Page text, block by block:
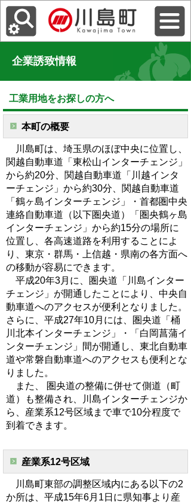
企業誘致情報
工業用地をお探しの方へ
本町の概要
川島町は、埼玉県のほぼ中央に位置し、
関越自動車道「東松山インターチェンジ」
から約20分、関越自動車道「川越インタ
ーチェンジ」から約30分、関越自動車道
「鶴ヶ島インターチェンジ」・首都圏中央
連絡自動車道（以下圏央道）「圏央鶴ヶ島
インターチェンジ」から約15分の場所に
位置し、各高速道路を利用することによ
り、東京・群馬・上信越・県南の各方面へ
の移動が容易にできます。
平成20年3月に、圏央道「川島インター
チェンジ」が開通したことにより、中央自
動車道へのアクセスが便利となりました。
さらに、平成27年10月には、圏央道「桶
川北本インターチェンジ」・「白岡菖蒲イ
ンターチェンジ」間が開通し、東北自動車
道や常磐自動車道へのアクセスも便利とな
りました。
また、 圏央道の整備に併せて側道（町
道）も整備され、川島インターチェンジか
ら、産業系12号区域まで車で10分程度で
到着できます。
産業系12号区域
川島町東部の調整区域内にある以下の2
か所は、平成15年6月1日に県知事より産